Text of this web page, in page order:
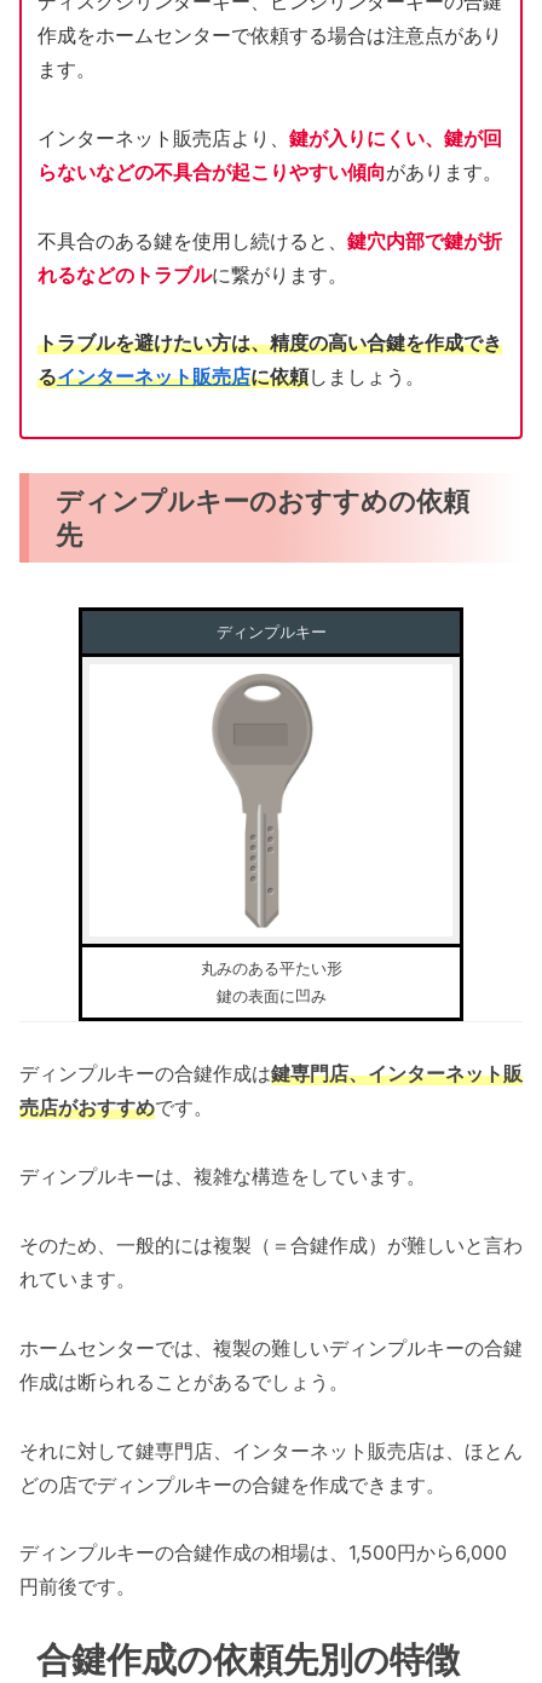
作成をホームセンターで依頼する場合は注意点があり
ます。
インターネット販売店より、 鍵が入りにくい、鍵が回
らないなどの不具合が起こりやすい傾向があります。
不具合のある鍵を使用し続けると、 鍵穴内部で鍵が折
れるなどのトラブルに繋がります。
トラブルを避けたい方は、精度の高い合鍵を作成でき
るインターネット販売店に依頼しましょう。
ディンプルキーのおすすめの依頼
先
ディンプルキー
丸みのある平たい形
鍵の表面に凹み
ディンプルキーの合鍵作成は鍵専門店、インターネット販
売店がおすすめです。
ディンプルキーは、複雑な構造をしています。
そのため、一般的には複製（＝合鍵作成）が難しいと言わ
れています。
ホームセンターでは、複製の難しいディンプルキーの合鍵
作成は断られることがあるでしょう。
それに対して鍵専門店、インターネット販売店は、ほとん
どの店でディンプルキーの合鍵を作成できます。
ディンプルキーの合鍵作成の相場は、1,500円から6,000
円前後です。
合鍵作成の依頼先別の特徴